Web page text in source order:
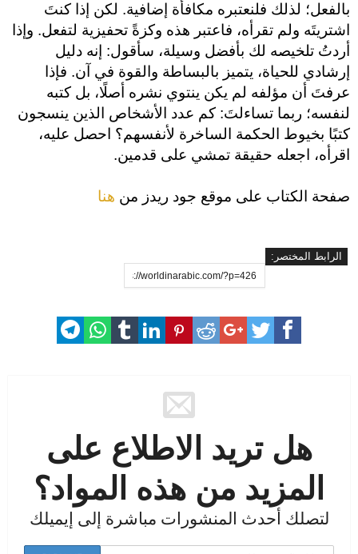
بالفعل؛ لذلك فلنعتبره مكافأة إضافية. لكن إذا كنتَ
اشتريتَه ولم تقرأه، فاعتبر هذه وكزةً تحفيزية لتفعل. وإذا
أردتُ تلخيصه لك بأفضل وسيلة، سأقول: إنه دليل
إرشادي للحياة، يتميز بالبساطة والقوة في آن. فإذا
عرفتَ أن مؤلفه لم يكن ينتوي نشره أصلًا، بل كتبه
لنفسه؛ ربما تساءلتَ: كم عدد الأشخاص الذين ينسجون
كتبًا بخيوط الحكمة الساخرة لأنفسهم؟ احصل عليه،
اقرأه، اجعله حقيقة تمشي على قدمين.
صفحة الكتاب على موقع جود ريدز من هنا
الرابط المختصر:
هل تريد الاطلاع على
المزيد من هذه المواد؟
لتصلك أحدث المنشورات مباشرة إلى إيميلك